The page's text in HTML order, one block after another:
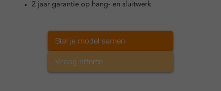
2 jaar garantie op hang- en sluitwerk
Stel je model samen
Vraag offerte